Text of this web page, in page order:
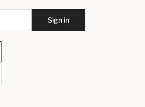
Sign in